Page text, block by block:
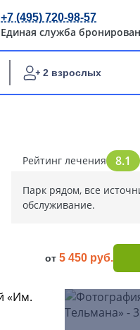
+7 (495) 720-98-57
Единая служба
2 взрослых
Рейтинг лечения 8.1
Парк рядом, все
обслуживание.
от 5 450 руб.